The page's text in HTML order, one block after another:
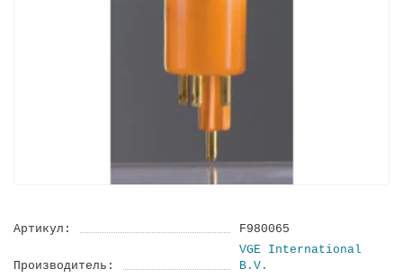
Артикул: F980065
Производитель:
VGE International
B.V.